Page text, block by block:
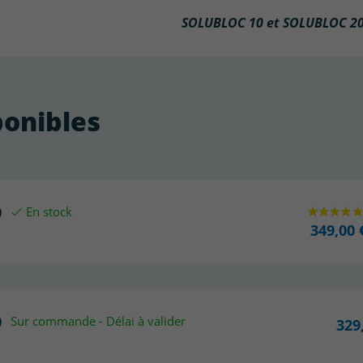
SOLUBLOC 10etSOLUBLOC
En stock
349,00
Sur commande - Délai à valider